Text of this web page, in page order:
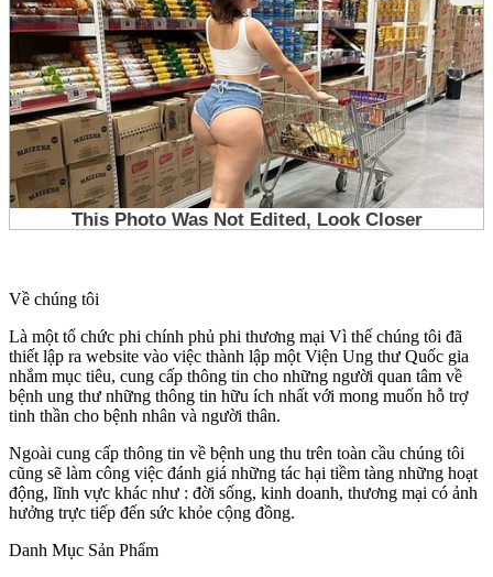
Về chúng tôi
Là một tổ chức phi chính phủ phi thương mại Vì thế chúng tôi đã
thiết lập ra website vào việc thành lập một Viện Ung thư Quốc gia
nhắm mục tiêu, cung cấp thông tin cho những người quan tâm về
bệnh ung thư những thông tin hữu ích nhất với mong muốn hỗ trợ
tinh thần cho bệnh nhân và người thân.
Ngoài cung cấp thông tin về bệnh ung thu trên toàn cầu chúng tôi
cũng sẽ làm công việc đánh giá những tác hại tiềm tàng những hoạt
động, lĩnh vực khác như : đời sống, kinh doanh, thương mại có ảnh
hưởng trực tiếp đến sức khỏe cộng đồng.
Danh Mục Sản Phẩm